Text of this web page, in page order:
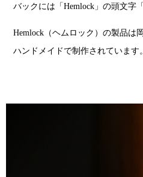
バックには「Hemlock」の頭文字
Hemlock（ヘムロック）の製品は
ハンドメイドで制作されています。